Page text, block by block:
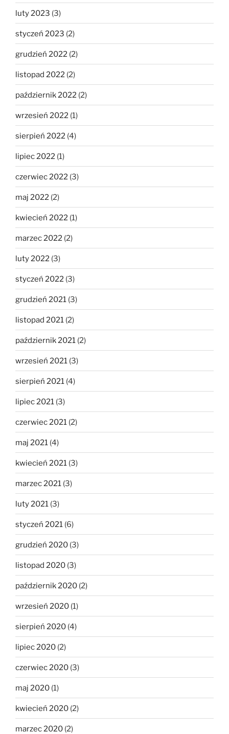
luty 2023 (3)
styczeń 2023 (2)
grudzień 2022 (2)
listopad 2022 (2)
październik 2022 (2)
wrzesień 2022 (1)
sierpień 2022 (4)
lipiec 2022 (1)
czerwiec 2022 (3)
maj 2022 (2)
kwiecień 2022 (1)
marzec 2022 (2)
luty 2022 (3)
styczeń 2022 (3)
grudzień 2021 (3)
listopad 2021 (2)
październik 2021 (2)
wrzesień 2021 (3)
sierpień 2021 (4)
lipiec 2021 (3)
czerwiec 2021 (2)
maj 2021 (4)
kwiecień 2021 (3)
marzec 2021 (3)
luty 2021 (3)
styczeń 2021 (6)
grudzień 2020 (3)
listopad 2020 (3)
październik 2020 (2)
wrzesień 2020 (1)
sierpień 2020 (4)
lipiec 2020 (2)
czerwiec 2020 (3)
maj 2020 (1)
kwiecień 2020 (2)
marzec 2020 (2)